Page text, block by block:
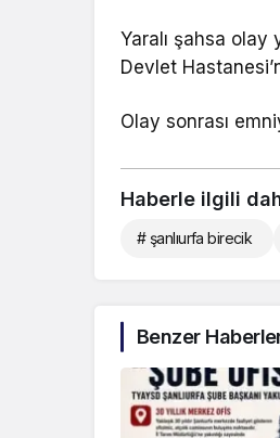
Yaralı şahsa olay
Devlet
Olay sonrası
Haberle ilgili
# şanlıurfa birecik
Benzer